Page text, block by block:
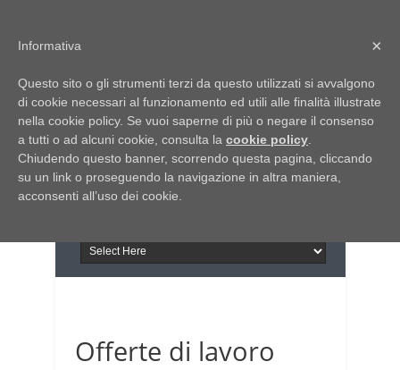
Italia Notizie
Giornale di Basilicata
Giornale di Puglia
INFORMAPUGLIA
Il portale n.1 del lavoro
in Puglia
Offerte di lavoro
×
Informativa
Questo sito o gli strumenti terzi da questo utilizzati si avvalgono
di cookie necessari al funzionamento ed utili alle finalità illustrate
nella cookie policy. Se vuoi saperne di più o negare il consenso
a tutti o ad alcuni cookie, consulta la cookie policy
Chiudendo questo banner, scorrendo questa pagina, cliccando
su un link o proseguendo la navigazione in altra maniera,
acconsenti all’uso dei cookie.